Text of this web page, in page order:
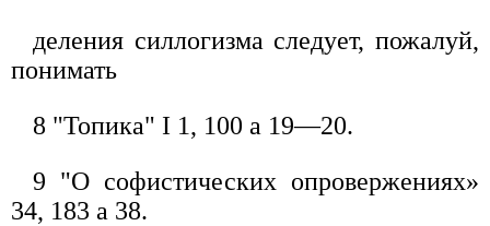
деления силлогизма следует, пожалуй,
понимать
8 "Топика" I 1, 100 а 19—20.
9 "О софистических опровержениях»
34, 183 а 38.